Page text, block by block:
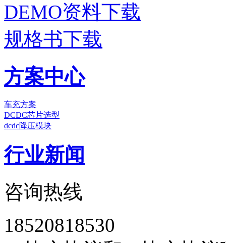
DEMO资料下载
规格书下载
方案中心
车充方案
DCDC芯片选型
dcdc降压模块
行业新闻
咨询热线
18520818530